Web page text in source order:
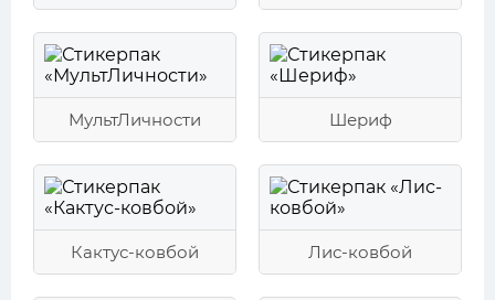
МультЛичности Шериф
Кактус-ковбой Лис-ковбой